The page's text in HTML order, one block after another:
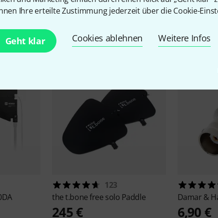
Ihre erteilte Zustimmung jederzeit über die Cookie-
Geht klar Cookies ablehnen Weitere Infos
& passende Artikel
123
the t.bonefree solo Paddle
245 €
Damar &
6,90 €